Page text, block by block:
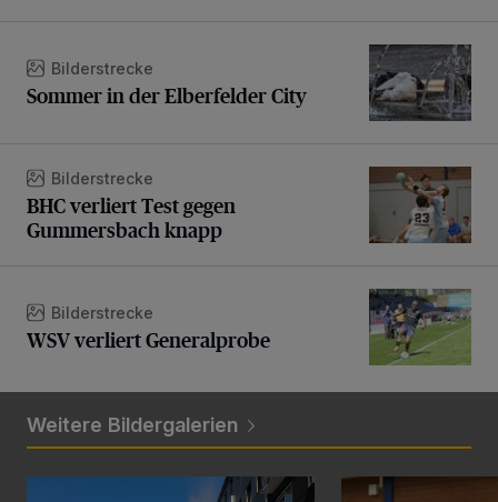
Sommer in der Elberfelder City
Bilderstrecke
Sommer in der Elberfelder City
BHC verliert Test gegen Gummersbach knapp
Bilderstrecke
BHC verliert Test gegen
Gummersbach knapp
WSV verliert Generalprobe
Bilderstrecke
WSV verliert Generalprobe
Weitere Bildergalerien
Beeindruckende Fontäne in Barmen BHC gewinnt Test